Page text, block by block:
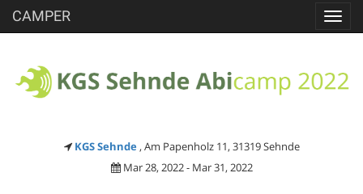
CAMPER
KGS Sehnde , Am Papenholz 11, 31319 Sehnde
Mar 28, 2022 - Mar 31, 2022